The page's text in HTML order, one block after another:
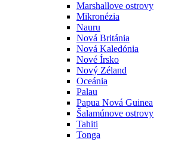
Marshallove ostrovy
Mikronézia
Nauru
Nová Británia
Nová Kaledónia
Nové Írsko
Nový Zéland
Oceánia
Palau
Papua Nová Guinea
Šalamúnove ostrovy
Tahiti
Tonga